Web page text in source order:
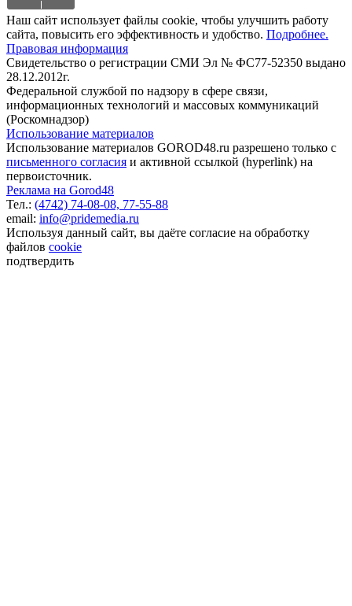
Наш сайт использует файлы cookie, чтобы улучшить работу
сайта, повысить его эффективность и удобство. Подробнее.
Правовая информация
Свидетельство о регистрации СМИ Эл № ФС77-52350 выдано
28.12.2012г.
Федеральной службой по надзору в сфере связи,
информационных технологий и массовых коммуникаций
(Роскомнадзор)
Использование материалов
Использование материалов GOROD48.ru разрешено только с
письменного согласия и активной ссылкой (hyperlink) на
первоисточник.
Реклама на Gorod48
Тел.: (4742) 74-08-08, 77-55-88
email: info@pridemedia.ru
Используя данный сайт, вы даёте согласие на обработку
файлов cookie
подтвердить